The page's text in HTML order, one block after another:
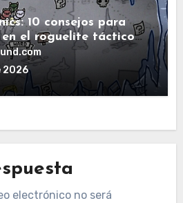
10 consejos para
el roguelite táctico
2026
electrónico no será